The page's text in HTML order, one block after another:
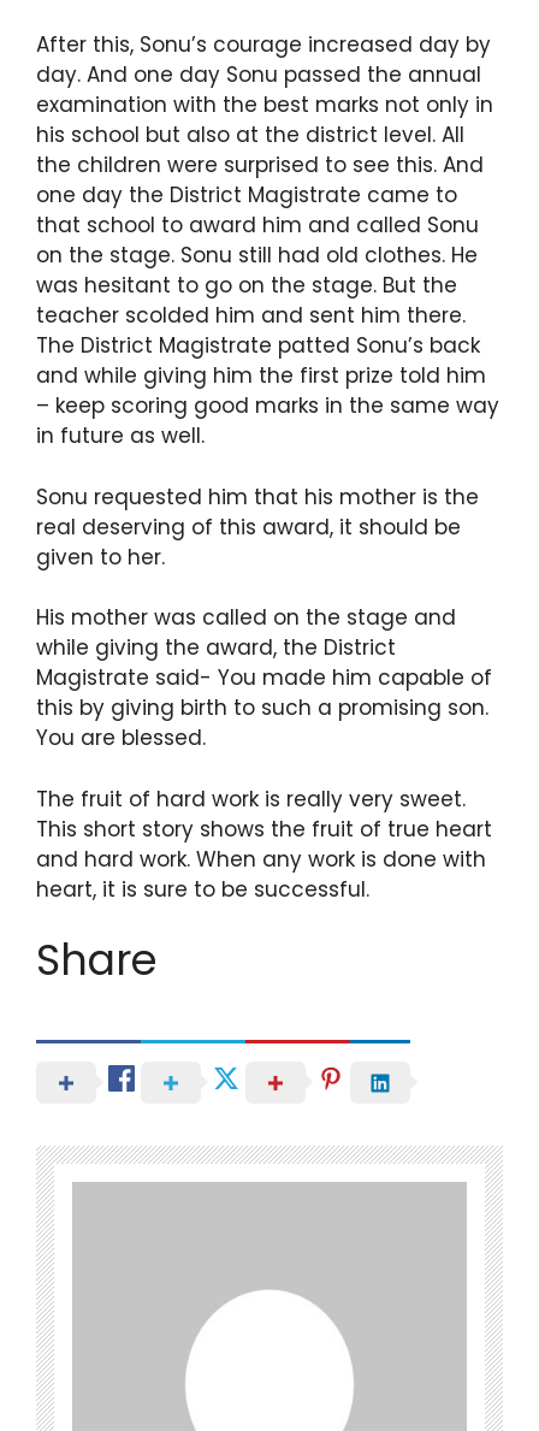
After this, Sonu’s courage increased day by
day. And one day Sonu passed the annual
examination with the best marks not only in
his school but also at the district level. All
the children were surprised to see this. And
one day the District Magistrate came to
that school to award him and called Sonu
on the stage. Sonu still had old clothes. He
was hesitant to go on the stage. But the
teacher scolded him and sent him there.
The District Magistrate patted Sonu’s back
and while giving him the first prize told him
– keep scoring good marks in the same way
in future as well.
Sonu requested him that his mother is the
real deserving of this award, it should be
given to her.
His mother was called on the stage and
while giving the award, the District
Magistrate said- You made him capable of
this by giving birth to such a promising son.
You are blessed.
The fruit of hard work is really very sweet.
This short story shows the fruit of true heart
and hard work. When any work is done with
heart, it is sure to be successful.
Share